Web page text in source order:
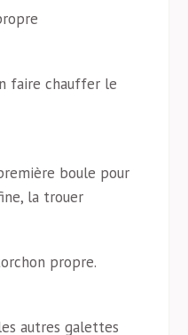
faire chauffer le
boule pour
la trouer
propre.
autres galettes